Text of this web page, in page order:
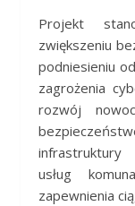
Projekt
zwiększeniu
podniesieniu
zagrożenia
rozwój
infrastruktury
usług
zapewnienia